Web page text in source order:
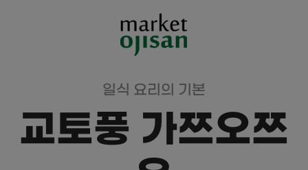
일식 요리의 기본
교토풍 가쯔오쯔